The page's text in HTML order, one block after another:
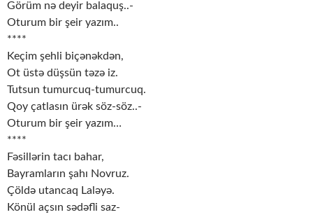
Görüm nə deyir balaquş..-
Oturum bir şeir yazım..
****
Keçim şehli biçənəkdən,
Ot üstə düşsün təzə iz.
Tutsun tumurcuq-tumurcuq.
Qoy çatlasın ürək söz-söz..-
Oturum bir şeir yazım…
****
Fəsillərin tacı bahar,
Bayramların şahı Novruz.
Çöldə utancaq Laləyə.
Könül açsın sədəfli saz-